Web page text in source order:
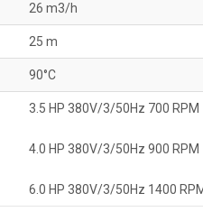
26 m3/h
25 m
90°C
3.5 HP 380V/3/50Hz 700 RPM
4.0 HP 380V/3/50Hz 900 RPM
6.0 HP 380V/3/50Hz 1400